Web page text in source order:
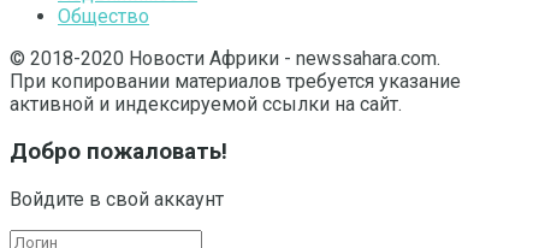
Общество
© 2018-2020 Новости Африки - newssahara.com.
При копировании материалов требуется указание
активной и индексируемой ссылки на сайт.
Добро пожаловать!
Войдите в свой аккаунт